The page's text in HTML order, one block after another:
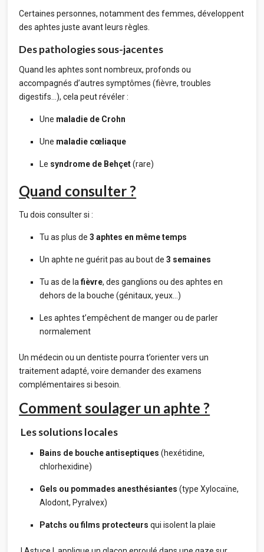
Certaines personnes, notamment des femmes, développent
des aphtes juste avant leurs règles.
Des pathologies sous-jacentes
Quand les aphtes sont nombreux, profonds ou
accompagnés d’autres symptômes (fièvre, troubles
digestifs…), cela peut révéler :
Une maladie de Crohn
Une maladie cœliaque
Le syndrome de Behçet(rare)
Quand consulter ?
Tu dois consulter si :
Tu as plus de3 aphtes en même temps
Un aphte ne guérit pas au bout de3 semaines
Tu as de lafièvre, des ganglions ou des aphtes en
dehors de la bouche (génitaux, yeux…)
Les aphtes t’empêchent de manger ou de parler
normalement
Un médecin ou un dentiste pourra t’orienter vers un
traitement adapté, voire demander des examens
complémentaires si besoin.
Comment soulager un aphte ?
Les solutions locales
Bains de bouche antiseptiques (hexétidine,
chlorhexidine)
Gels ou pommades anesthésiantes (type Xylocaïne,
Alodont, Pyralvex)
Patchs ou films protecteurs qui isolent la plaie